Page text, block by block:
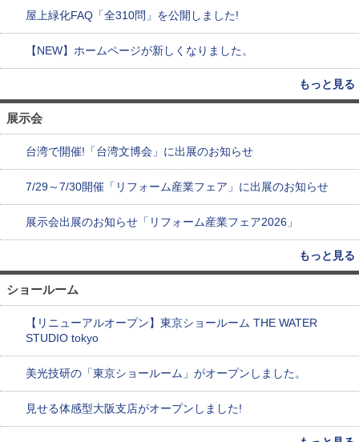
屋上緑化FAQ「全310問」を公開しました!
【NEW】ホームページが新しくなりました。
もっと見る
展示会
台湾で開催!「台湾文博会」に出展のお知らせ
7/29～7/30開催「リフォーム産業フェア」に出展のお知らせ
展示会出展のお知らせ「リフォーム産業フェア2026」
もっと見る
ショールーム
【リニューアルオープン】東京ショールーム THE WATER
STUDIO tokyo
美光技研の「東京ショールーム」がオープンしました。
見せる体感型大阪支店がオープンしました!